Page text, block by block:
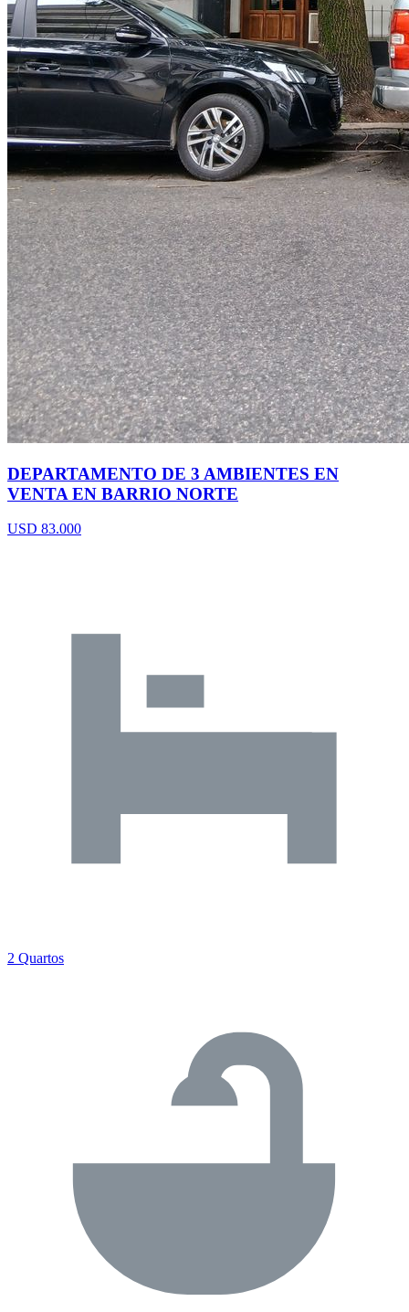
DEPARTAMENTO DE 3 AMBIENTES EN
VENTA EN BARRIO NORTE
USD 83.000
2 Quartos